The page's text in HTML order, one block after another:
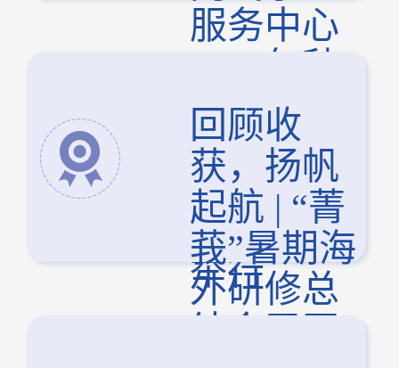
服务中心
季学期新
招助管培
训暨团建
活动顺利
举行
回顾收
获，扬帆
起航 | “菁
莪”暑期海
外研修总